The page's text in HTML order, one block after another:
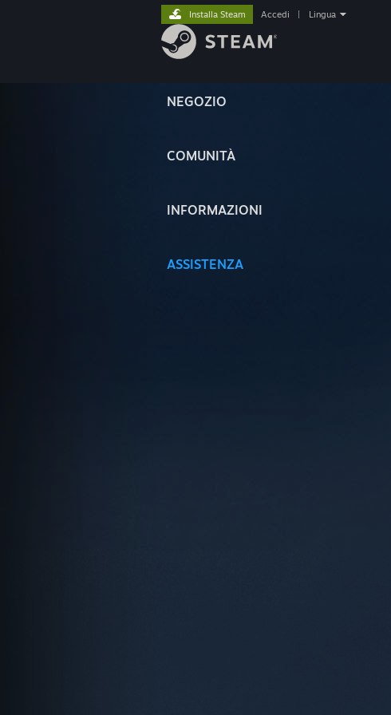
NEGOZIO
COMUNITÀ
INFORMAZIONI
ASSISTENZA
Installa Steam Accedi Lingua